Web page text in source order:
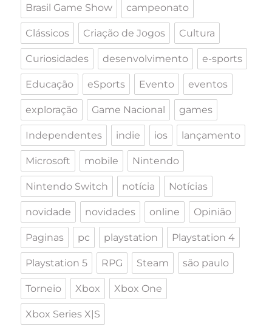
Brasil Game Show campeonato
Clássicos Criação de Jogos Cultura
Curiosidades desenvolvimento e-sports
Educação eSports Evento eventos
exploração Game Nacional games
Independentes indie ios lançamento
Microsoft mobile Nintendo
Nintendo Switch notícia Notícias
novidade novidades online Opinião
Paginas pc playstation Playstation 4
Playstation 5 RPG Steam são paulo
Torneio Xbox Xbox One
Xbox Series X|S